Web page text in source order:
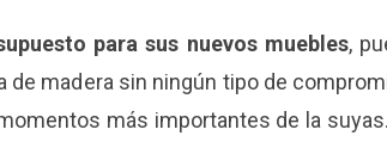
para sus nuevos muebles,
madera sin ningún tipo de
más importantes de la